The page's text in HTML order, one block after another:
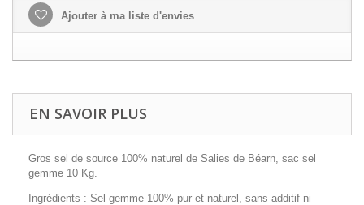
Ajouter à ma liste d'envies
EN SAVOIR PLUS
Gros sel de source 100% naturel de Salies de Béarn, sac sel
gemme 10 Kg.
Ingrédients : Sel gemme 100% pur et naturel, sans additif ni